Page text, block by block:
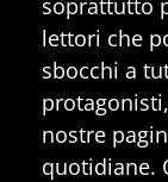
lettori che
sbocchi a
nostre
quotidiane.